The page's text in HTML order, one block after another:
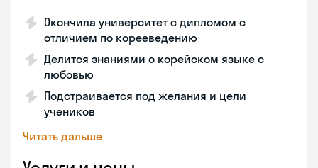
Окончила университет с дипломом с
отличием по корееведению
Делится знаниями о корейском языке с
любовью
Подстраивается под желания и цели
учеников
Читать дальше